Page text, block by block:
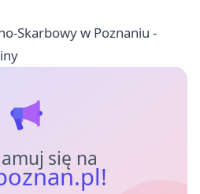
Skarbowy w Poznaniu -
się na